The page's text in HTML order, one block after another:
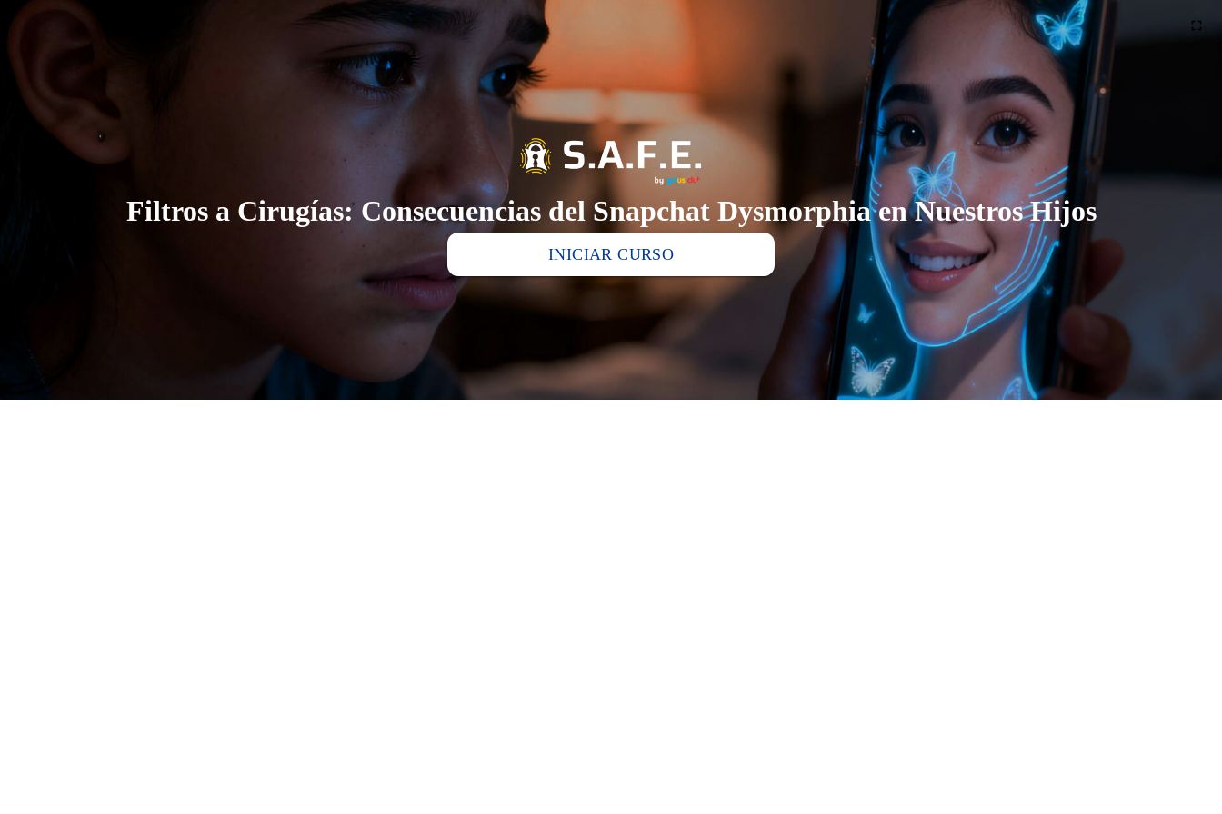
Filtros a Cirugías: Consecuencias del Snapchat Dysmorphia en Nuestros Hijos
INICIAR CURSO